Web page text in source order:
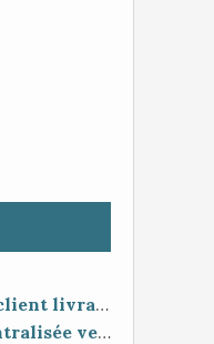
Changement centrale par client livraison 48h mise en service 30 minutes
@Ams budet aspiration centralisée vente en ligne www.aspiration-web.fr